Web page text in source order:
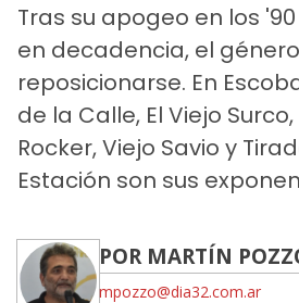
Tras su apogeo en los
en decadencia, el
reposicionarse. En
de la Calle, El Viejo
Rocker, Viejo Savio y
Estación son sus
POR MARTÍN
mpozzo@dia32.com.ar